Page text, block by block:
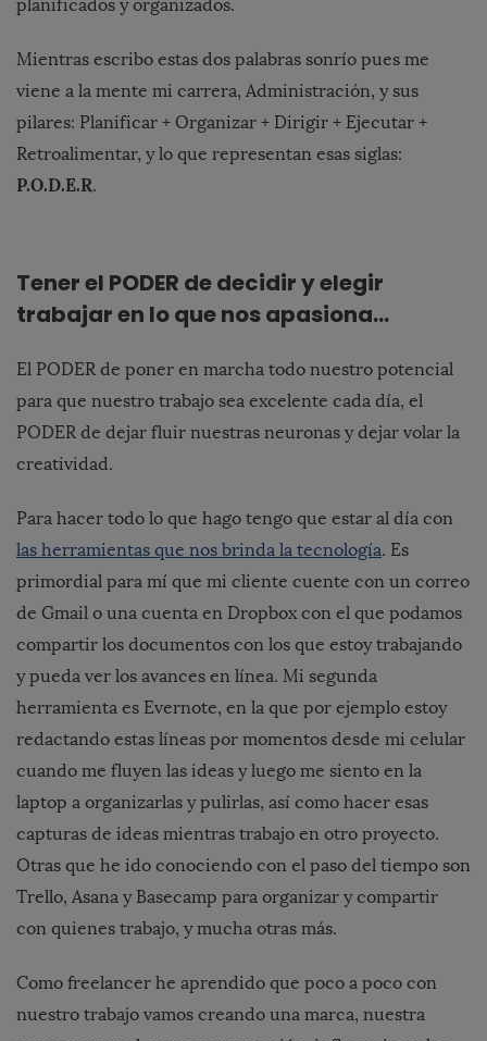
planificados y organizados.
Mientras escribo estas dos palabras sonrío pues me
viene a la mente mi carrera, Administración, y sus
pilares: Planificar + Organizar + Dirigir + Ejecutar +
Retroalimentar, y lo que representan esas siglas:
P.O.D.E.R.
Tenerel PODER de decidir y elegir
trabajar en lo que nos apasiona…
El PODER de poner en marcha todo nuestro potencial
para que nuestro trabajo sea excelente cada día, el
PODER de dejar fluir nuestras neuronas y dejar volar la
creatividad.
Para hacer todo lo que hago tengo que estar al día con
las herramientas que nos brinda la tecnología. Es
primordial para mí que mi cliente cuente con un correo
de Gmail o una cuenta en Dropbox con el que podamos
compartir los documentos con los que estoy trabajando
y pueda ver los avances en línea. Mi segunda
herramienta es Evernote, en la que por ejemplo estoy
redactando estas líneas por momentos desde mi celular
cuando me fluyen las ideas y luego me siento en la
laptop a organizarlas y pulirlas, así como hacer esas
capturas de ideas mientras trabajo en otro proyecto.
Otras que he ido conociendo con el paso del tiempo son
Trello, Asana y Basecamp para organizar y compartir
con quienes trabajo, y mucha otras más.
Como freelancer he aprendido que poco a poco con
nuestro trabajo vamos creando una marca, nuestra